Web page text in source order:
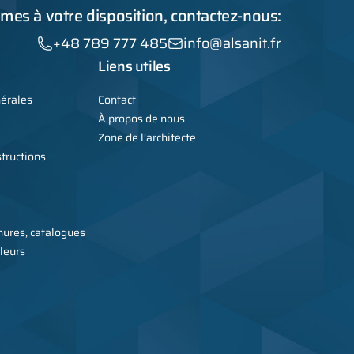
à votre disposition, contactez-nous:
+48 789 777 485 info@alsanit.fr
catalogues
Liens utiles
Contact
À propos de nous
Zone de l’architecte